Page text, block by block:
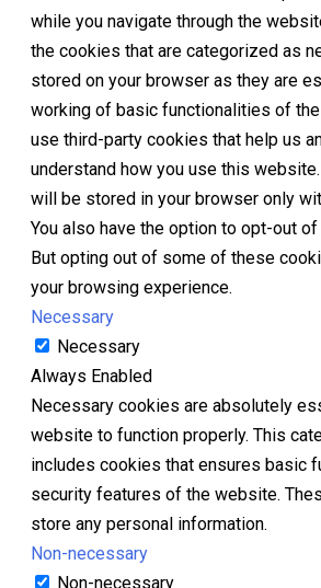
while you navigate through the
the cookies that are categorized as
stored on your browser as they are
working of basic functionalities of
use third-party cookies that help us
understand how you use this
will be stored in your browser only
You also have the option to opt-out
But opting out of some of these
your browsing experience.
Necessary
Necessary
Always Enabled
Necessary cookies are absolutely
website to function properly. This
includes cookies that ensures basic
security features of the website.
store any personal information.
Non-necessary
Non-necessary